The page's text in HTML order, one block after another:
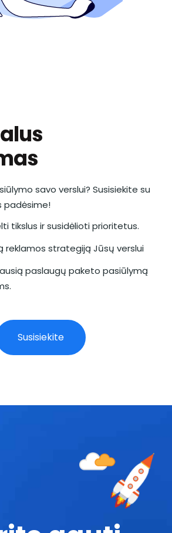
savo verslui? Susisiekite su
padėsime!
tikslus ir susidėlioti prioritetus.
reklamos strategiją Jūsų verslui
paslaugų paketo pasiūlymą
Susisiekite